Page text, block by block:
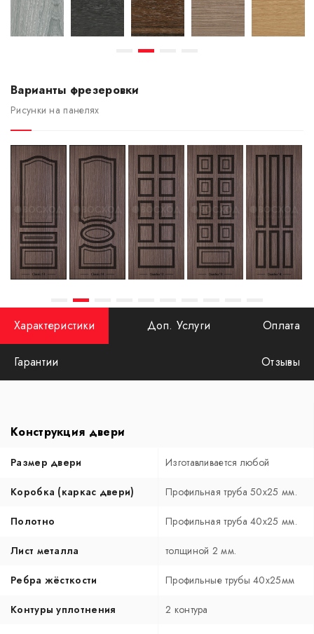
Варианты фрезеровки
Рисунки на панелях
Характеристики Доп. Услуги Оплата
Гарантии Отзывы
Конструкция двери
Размер двери Изготавливается любой
Коробка (каркас двери) Профильная труба 50х25 мм.
Полотно Профильная труба 40х25 мм.
Лист металла толщиной 2 мм.
Ребра жёсткости Профильные трубы 40х25мм
Контуры уплотнения 2 контура